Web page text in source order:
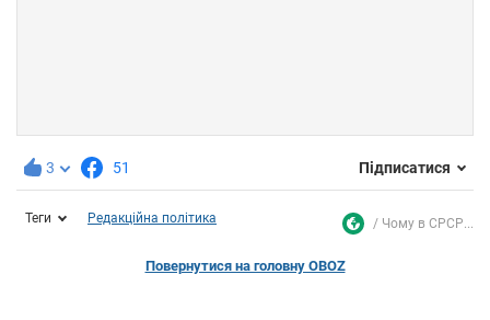
3 51 Підписатися
Теги Редакційна політика Чому в СРСР...
Повернутися на головну OBOZ